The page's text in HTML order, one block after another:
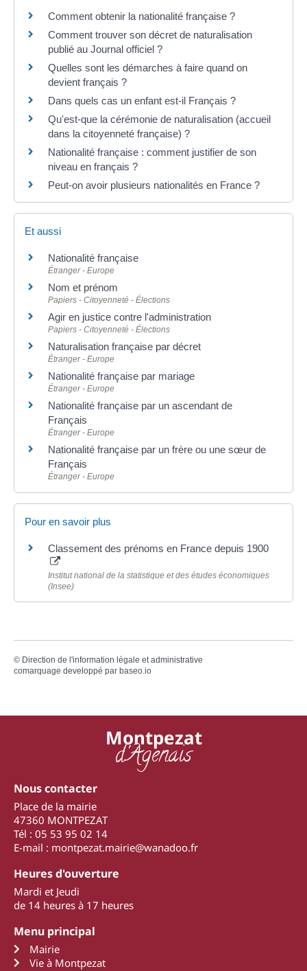
Comment obtenir la nationalité française ?
Comment trouver son décret de naturalisation
publié au Journal officiel ?
Quelles sont les démarches à faire quand on
devient français ?
Dans quels cas un enfant est-il Français ?
Qu'est-que la cérémonie de naturalisation (accueil
dans la citoyenneté française) ?
Nationalité française : comment justifier de son
niveau en français ?
Peut-on avoir plusieurs nationalités en France ?
Et aussi
Nationalité française
Étranger - Europe
Nom et prénom
Papiers - Citoyenneté - Élections
Agir en justice contre l'administration
Papiers - Citoyenneté - Élections
Naturalisation française par décret
Étranger - Europe
Nationalité française par mariage
Étranger - Europe
Nationalité française par un ascendant de
Français
Étranger - Europe
Nationalité française par un frère ou une sœur de
Français
Étranger - Europe
Pour en savoir plus
Classement des prénoms en France depuis 1900
Institut national de la statistique et des études économiques
(Insee)
© Direction de l'information légale et administrative
comarquage developpé par baseo.io
Montpezat
d'Agenais
Nous contacter
Place de la mairie
47360 MONTPEZAT
Tél : 05 53 95 02 14
E-mail : montpezat.mairie@wanadoo.fr
Heures d'ouverture
Mardi et Jeudi
de 14 heures à 17 heures
Menu principal
Mairie
Vie à Montpezat